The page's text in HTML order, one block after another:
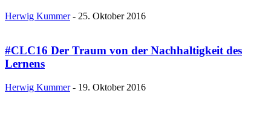
Herwig Kummer - 25. Oktober 2016
#CLC16 Der Traum von der Nachhaltigkeit des
Lernens
Herwig Kummer - 19. Oktober 2016